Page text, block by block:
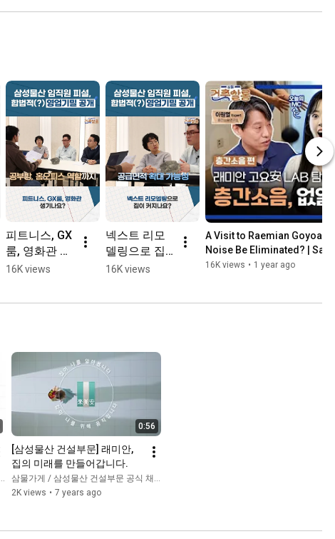
피트니스, GX
룸, 영화관 생
기나요?
16K views
넥스트 리모
델링으로 집
이 커지나요?
16K views
A Visit to Raemian Goyoan
Noise Be Eliminated? |
#3
16K views • 1 year ago
0:56
[삼성물산 건설부문] 래미안,
집의 미래를 만들어갑니다.
삼물가게 / 삼성물산 건설부문 공식 채널
2K views • 7 years ago